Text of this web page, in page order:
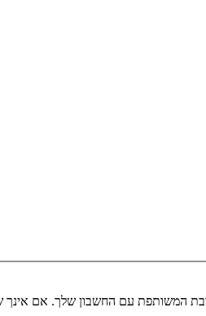
המשותפת עם החשבון שלך. אם